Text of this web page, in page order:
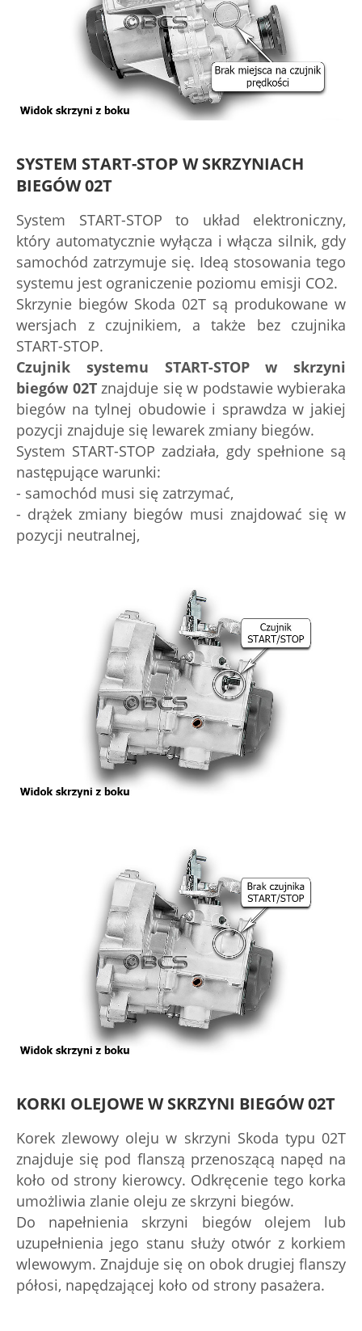
SYSTEM START-STOP W SKRZYNIACH
BIEGÓW 02T
System START-STOP to układ elektroniczny,
który automatycznie wyłącza i włącza silnik, gdy
samochód zatrzymuje się. Ideą stosowania tego
systemu jest ograniczenie poziomu emisji CO2.
Skrzynie biegów Skoda 02T są produkowane w
wersjach z czujnikiem, a także bez czujnika
START-STOP.
Czujnik systemu START-STOP w skrzyni
biegów 02Tznajduje się w podstawie wybieraka
biegów na tylnej obudowie i sprawdza w jakiej
pozycji znajduje się lewarek zmiany biegów.
System START-STOP zadziała, gdy spełnione są
następujące warunki:
- samochód musi się zatrzymać,
- drążek zmiany biegów musi znajdować się w
pozycji neutralnej,
KORKI OLEJOWE W SKRZYNI BIEGÓW 02T
Korek zlewowy oleju w skrzyni Skoda typu 02T
znajduje się pod flanszą przenoszącą napęd na
koło od strony kierowcy. Odkręcenie tego korka
umożliwia zlanie oleju ze skrzyni biegów.
Do napełnienia skrzyni biegów olejem lub
uzupełnienia jego stanu służy otwór z korkiem
wlewowym. Znajduje się on obok drugiej flanszy
półosi, napędzającej koło od strony pasażera.